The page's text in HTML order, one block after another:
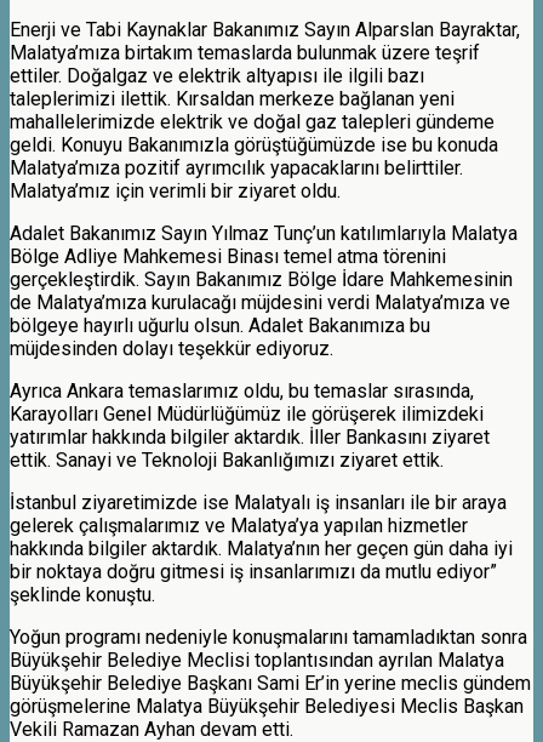
Enerji ve Tabi Kaynaklar Bakanımız Sayın Alparslan Bayraktar,
Malatya’mıza birtakım temaslarda bulunmak üzere teşrif
ettiler. Doğalgaz ve elektrik altyapısı ile ilgili bazı
taleplerimizi ilettik. Kırsaldan merkeze bağlanan yeni
mahallelerimizde elektrik ve doğal gaz talepleri gündeme
geldi. Konuyu Bakanımızla görüştüğümüzde ise bu konuda
Malatya’mıza pozitif ayrımcılık yapacaklarını belirttiler.
Malatya’mız için verimli bir ziyaret oldu.
Adalet Bakanımız Sayın Yılmaz Tunç’un katılımlarıyla Malatya
Bölge Adliye Mahkemesi Binası temel atma törenini
gerçekleştirdik. Sayın Bakanımız Bölge İdare Mahkemesinin
de Malatya’mıza kurulacağı müjdesini verdi Malatya’mıza ve
bölgeye hayırlı uğurlu olsun. Adalet Bakanımıza bu
müjdesinden dolayı teşekkür ediyoruz.
Ayrıca Ankara temaslarımız oldu, bu temaslar sırasında,
Karayolları Genel Müdürlüğümüz ile görüşerek ilimizdeki
yatırımlar hakkında bilgiler aktardık. İller Bankasını ziyaret
ettik. Sanayi ve Teknoloji Bakanlığımızı ziyaret ettik.
İstanbul ziyaretimizde ise Malatyalı iş insanları ile bir araya
gelerek çalışmalarımız ve Malatya’ya yapılan hizmetler
hakkında bilgiler aktardık. Malatya’nın her geçen gün daha iyi
bir noktaya doğru gitmesi iş insanlarımızı da mutlu ediyor”
şeklinde konuştu.
Yoğun programı nedeniyle konuşmalarını tamamladıktan sonra
Büyükşehir Belediye Meclisi toplantısından ayrılan Malatya
Büyükşehir Belediye Başkanı Sami Er’in yerine meclis gündem
görüşmelerine Malatya Büyükşehir Belediyesi Meclis Başkan
Vekili Ramazan Ayhan devam etti.